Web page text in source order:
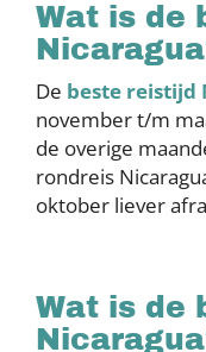
Wat is de
De beste reistijd
november t/m
de overige
rondreis
oktober liever
Wat is de